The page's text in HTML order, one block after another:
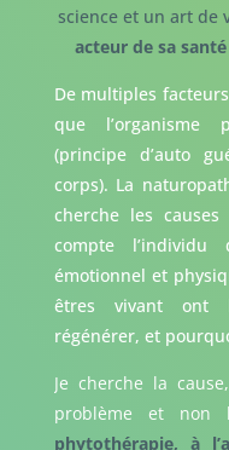
science et un art de
acteur de sa
De multiples
que l’organisme
(principe d’auto
corps). La
cherche les
compte l’individu
émotionnel et
êtres vivant ont
régénérer, et
Je cherche la
problème et non
phytothérapie, à